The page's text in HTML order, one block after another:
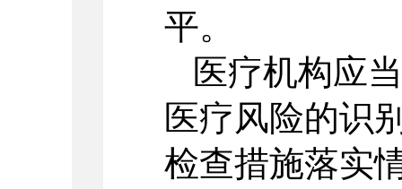
平。
医疗机构应
医疗风险的识
检查措施落实